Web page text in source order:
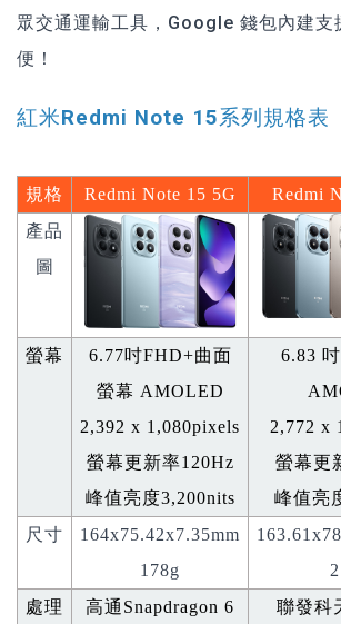
眾交通運輸工具，Google 錢包內建支
便！
紅米Redmi Note 15系列規格表
規格 Redmi Note 15 5G Redmi
產品
圖
螢幕 6.77吋FHD+曲面
螢幕 AMOLED
2,392 x 1,080pixels
螢幕更新率120Hz
峰值亮度3,200nits
6.83 吋
2,772 x
螢幕更
峰值亮
尺寸
164x75.42x7.35mm
178g
處理
高通 Snapdragon 6
聯發科